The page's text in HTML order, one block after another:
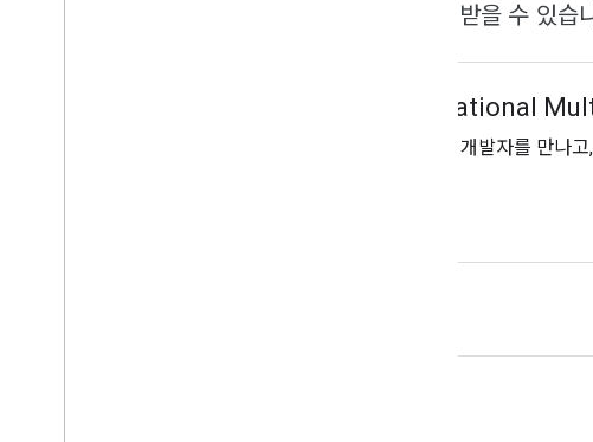
좋은 소식입니다. 이 배지를 받을 수 있습
GDG on Campus International
기술에 대한 관심사가 비슷한 현지 개발자를 만나